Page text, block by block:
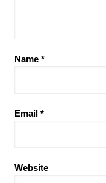
Name *
Email *
Website